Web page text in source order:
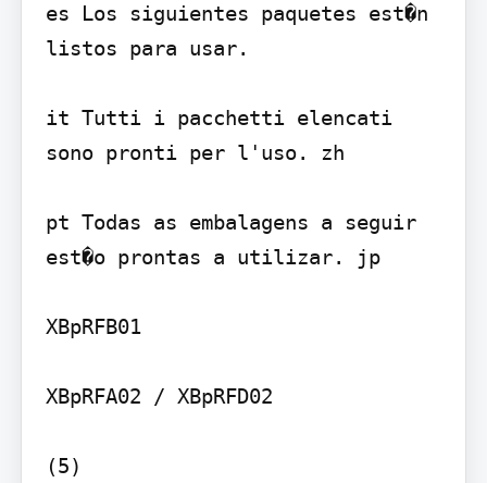
es Los siguientes paquetes est�n
listos para usar.
it Tutti i pacchetti elencati
sono pronti per l'uso. zh
pt Todas as embalagens a seguir
est�o prontas a utilizar. jp
XBpRFB01
XBpRFA02 / XBpRFD02
(5)